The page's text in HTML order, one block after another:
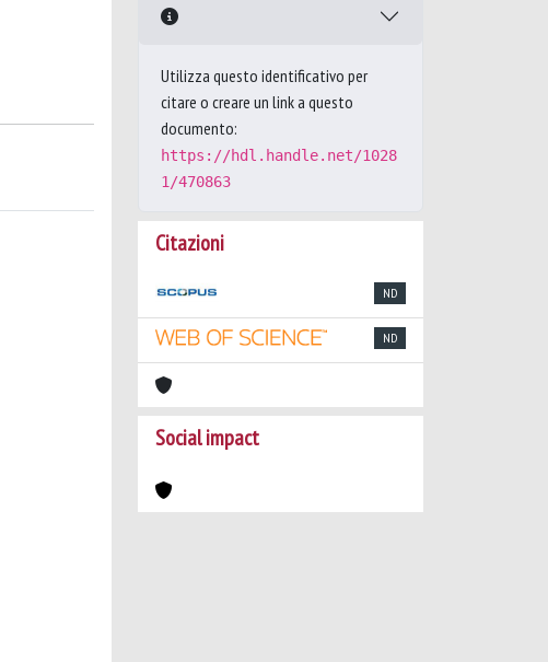
Utilizza questo identificativo per
citare o creare un link a questo
documento:
https://hdl.handle.net/1028
1/470863
Citazioni
ND
ND
Social impact